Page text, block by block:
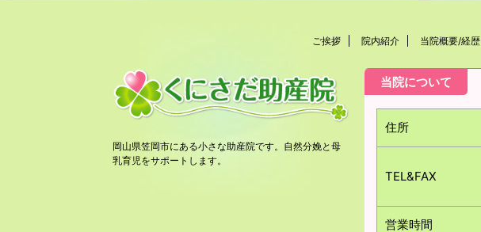
ご挨拶 院内紹介 当院概要/経歴
当院について
住所
TEL&FAX
営業時間
岡山県笠岡市にある小さな助産院です。自然分娩と母
乳育児をサポートします。